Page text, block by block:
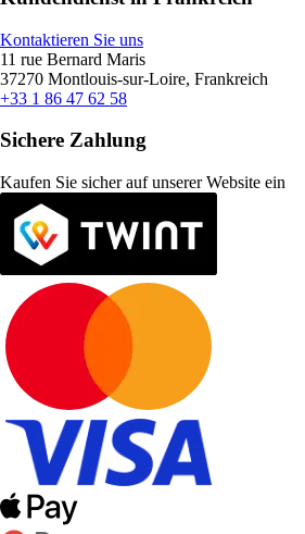
Kontaktieren Sie uns
11 rue Bernard Maris
37270 Montlouis-sur-Loire, Frankreich
+33 1 86 47 62 58
Sichere Zahlung
Kaufen Sie sicher auf unserer Website ein